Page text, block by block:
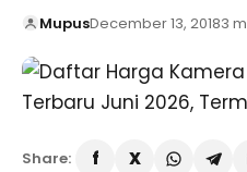
MupusDecember 13, 20183
Share: